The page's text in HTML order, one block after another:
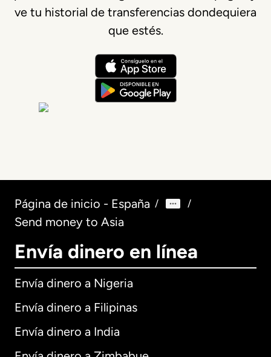
ve tu historial de transferencias dondequiera
que estés.
Página de inicio - España / /
Send money to Asia
Envía dinero en línea
Envía dinero a Nigeria
Envía dinero a Filipinas
Envía dinero a India